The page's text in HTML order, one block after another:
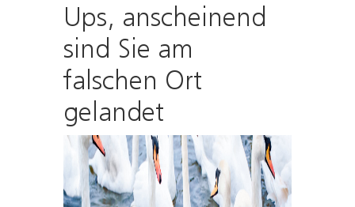
Ups, anscheinend
sind Sie am
falschen Ort
gelandet